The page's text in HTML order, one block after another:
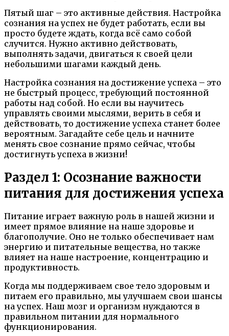
Пятый шаг – это активные действия. Настройка
сознания на успех не будет работать, если вы
просто будете ждать, когда всё само собой
случится. Нужно активно действовать,
выполнять задачи, двигаться к своей цели
небольшими шагами каждый день.
Настройка сознания на достижение успеха – это
не быстрый процесс, требующий постоянной
работы над собой. Но если вы научитесь
управлять своими мыслями, верить в себя и
действовать, то достижение успеха станет более
вероятным. Загадайте себе цель и начните
менять свое сознание прямо сейчас, чтобы
достигнуть успеха в жизни!
Раздел 1: Осознание важности
питания для достижения успеха
Питание играет важную роль в нашей жизни и
имеет прямое влияние на наше здоровье и
благополучие. Оно не только обеспечивает нам
энергию и питательные вещества, но также
влияет на наше настроение, концентрацию и
продуктивность.
Когда мы поддерживаем свое тело здоровым и
питаем его правильно, мы улучшаем свои шансы
на успех. Наш мозг и организм нуждаются в
правильном питании для нормального
функционирования.